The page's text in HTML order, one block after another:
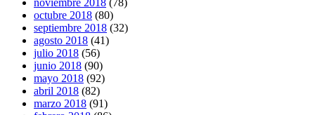
octubre 2018 (80)
septiembre 2018 (32)
agosto 2018 (41)
julio 2018 (56)
junio 2018 (90)
mayo 2018 (92)
abril 2018 (82)
marzo 2018 (91)